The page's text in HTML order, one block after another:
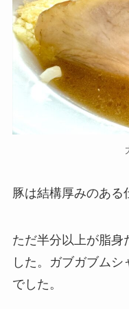
豚は結構厚みのある
ただ半分以上が脂身
した。ガブガブム
でした。